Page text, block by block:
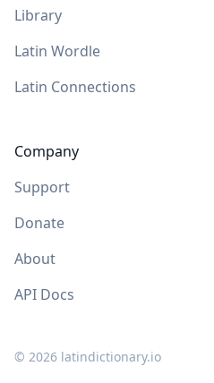
Library
Latin Wordle
Latin Connections
Company
Support
Donate
About
API Docs
© 2026 latindictionary.io